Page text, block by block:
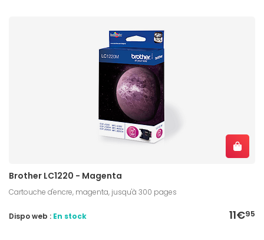
Brother LC1220 - Magenta
Cartouche d'encre, magenta, jusqu'à 300 pages
11€95
Dispo web : En stock